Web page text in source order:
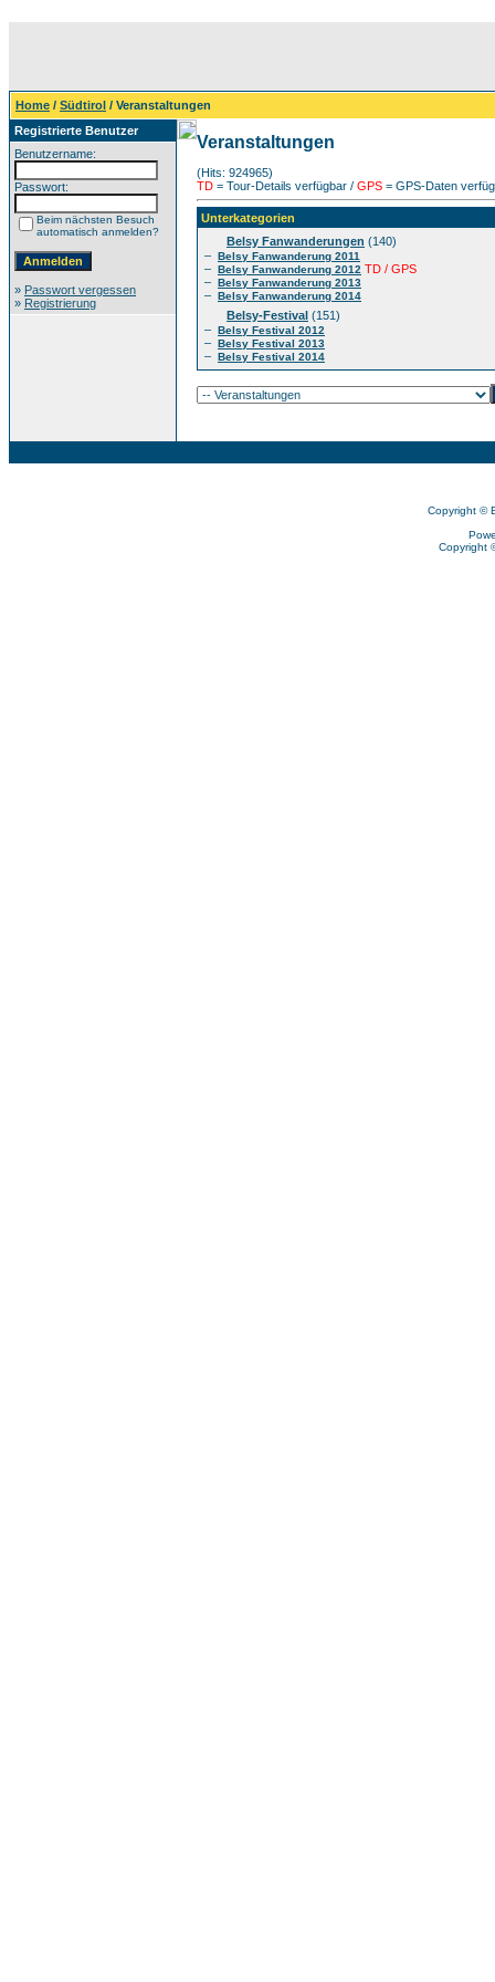
Home / Südtirol / Veranstaltungen
Registrierte Benutzer
Benutzername:
Passwort:
Beim nächsten Besuch
automatisch anmelden?
» Passwort vergessen
» Registrierung
Veranstaltungen
(Hits: 924965)
TD = Tour-Details verfügbar / GPS = GPS-Daten
Unterkategorien
Belsy Fanwanderungen (140)
– Belsy Fanwanderung 2011
– Belsy Fanwanderung 2012 TD / GPS
– Belsy Fanwanderung 2013
– Belsy Fanwanderung 2014
Belsy-Festival (151)
– Belsy Festival 2012
– Belsy Festival 2013
– Belsy Festival 2014
Copyright ©
Copyright